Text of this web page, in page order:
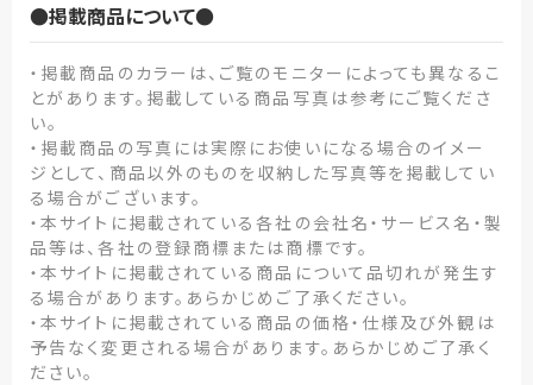
●掲載商品について●
・掲載商品のカラーは、ご覧のモニターによっても異なるこ
とがあります。掲載している商品写真は参考にご覧くださ
い。
・掲載商品の写真には実際にお使いになる場合のイメー
ジとして、商品以外のものを収納した写真等を掲載してい
る場合がございます。
・本サイトに掲載されている各社の会社名・サービス名・製
品等は、各社の登録商標または商標です。
・本サイトに掲載されている商品について品切れが発生す
る場合があります。あらかじめご了承ください。
・本サイトに掲載されている商品の価格・仕様及び外観は
予告なく変更される場合があります。あらかじめご了承く
ださい。